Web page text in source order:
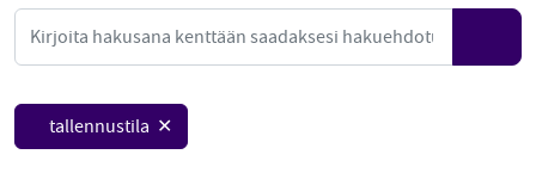
Haku
Hae
tallennustila ✕